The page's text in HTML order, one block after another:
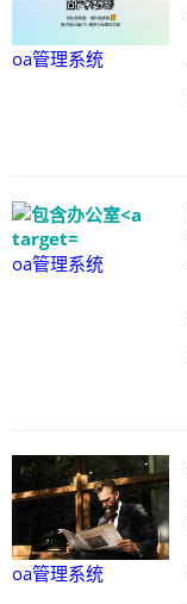
oa管理系统
oa管理系统
oa管理系统